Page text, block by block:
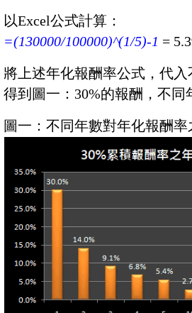
以Excel公式計算：
=(130000/100000)^(1/5)-1 =
將上述年化報酬率公式，代
得到圖一：30%的報酬，不同
圖一：不同年數對年化報酬率